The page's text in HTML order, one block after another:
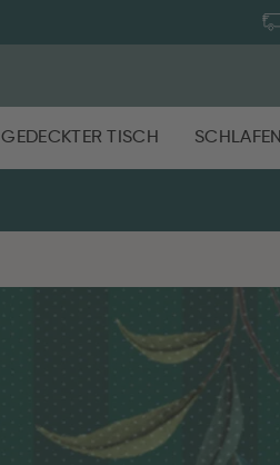
GEDECKTER TISCH SCHLAFEN